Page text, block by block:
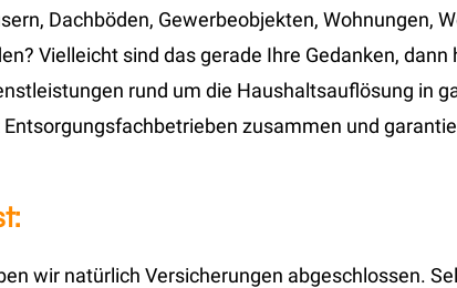
Dachböden, Gewerbeobjekten, Wohnungen,
Vielleicht sind das gerade Ihre Gedanken, dann
rund um die Haushaltsauflösung in
zusammen und
wir natürlich Versicherungen abgeschlossen.